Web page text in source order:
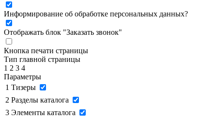
Информирование об обработке персональных данных?
Отображать блок "Заказать звонок"
Кнопка печати страницы
Тип главной страницы
1 2 3 4
Параметры
1 Тизеры
2 Разделы каталога
3 Элементы каталога